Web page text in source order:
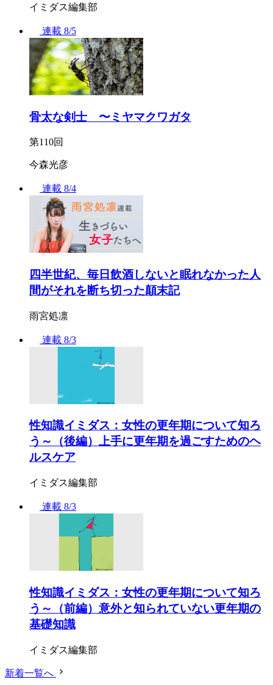
イミダス編集部
連載 8/5
骨太な剣士 〜ミヤマクワガタ
第110回
今森光彦
連載 8/4
四半世紀、毎日飲酒しないと眠れなかった人
間がそれを断ち切った顛末記
雨宮処凛
連載 8/3
性知識イミダス：女性の更年期について知ろ
う～（後編）上手に更年期を過ごすためのヘ
ルスケア
イミダス編集部
連載 8/3
性知識イミダス：女性の更年期について知ろ
う～（前編）意外と知られていない更年期の
基礎知識
イミダス編集部
新着一覧へ